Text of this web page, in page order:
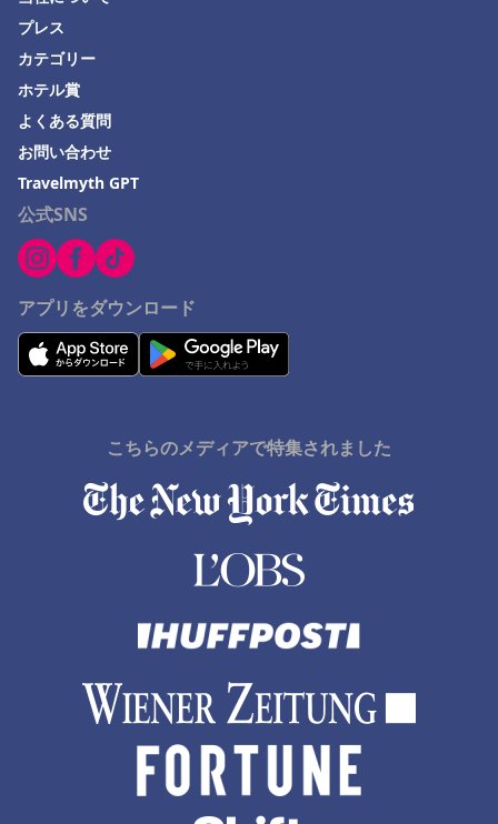
公式SNS
アプリをダウンロード
プレス
カテゴリー
ホテル賞
よくある質問
お問い合わせ
Travelmyth GPT
こちらのメディアで特集されました